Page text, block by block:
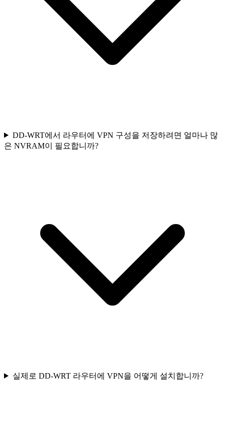
DD-WRT에서 라우터에 VPN 구성을 저장하려면 얼마나 많
은 NVRAM이 필요합니까?
실제로 DD-WRT 라우터에 VPN을 어떻게 설치합니까?